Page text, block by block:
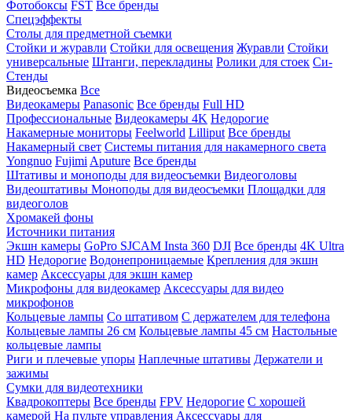
Фотобоксы FST Все бренды
Спецэффекты
Столы для предметной съемки
Стойки и журавли Стойки для освещения Журавли Стойки
универсальные Штанги, перекладины Ролики для стоек Си-
Стенды
Видеосъемка Все
Видеокамеры Panasonic Все бренды Full HD
Профессиональные Видеокамеры 4K Недорогие
Накамерные мониторы Feelworld Lilliput Все бренды
Накамерный свет Системы питания для накамерного света
Yongnuo Fujimi Aputure Все бренды
Штативы и моноподы для видеосъемки Видеоголовы
Видеоштативы Моноподы для видеосъемки Площадки для
видеоголов
Хромакей фоны
Источники питания
Экшн камеры GoPro SJCAM Insta 360 DJI Все бренды 4K Ultra
HD Недорогие Водонепроницаемые Крепления для экшн
камер Аксессуары для экшн камер
Микрофоны для видеокамер Аксессуары для видео
микрофонов
Кольцевые лампы Со штативом C держателем для телефона
Кольцевые лампы 26 см Кольцевые лампы 45 см Настольные
кольцевые лампы
Риги и плечевые упоры Наплечные штативы Держатели и
зажимы
Сумки для видеотехники
Квадрокоптеры Все бренды FPV Недорогие С хорошей
камерой На пульте управления Аксессуары для